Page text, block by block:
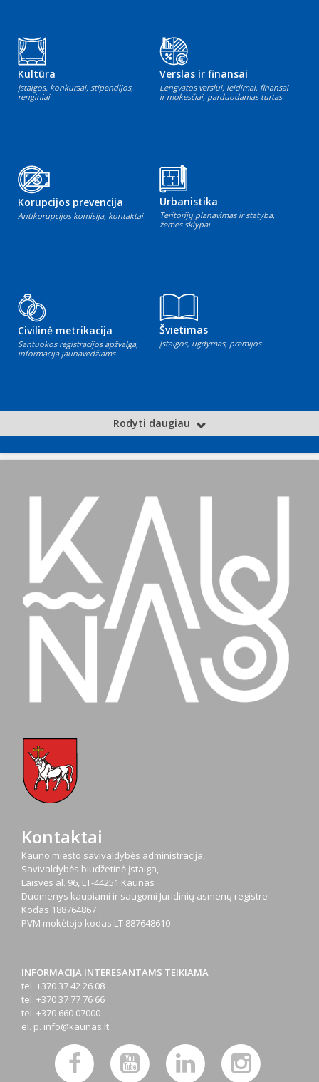
Kultūra
Įstaigos, konkursai, stipendijos,
renginiai
Verslas ir finansai
Lengvatos verslui, leidimai, finansai
ir mokesčiai, parduodamas turtas
Korupcijos prevencija
Antikorupcijos komisija, kontaktai
Urbanistika
Teritorijų planavimas ir statyba,
žemės sklypai
Civilinė metrikacija
Santuokos registracijos apžvalga,
informacija jaunavedžiams
Švietimas
Įstaigos, ugdymas, premijos
Rodyti daugiau
Kontaktai
Kauno miesto savivaldybės administracija,
Savivaldybės biudžetinė įstaiga,
Laisvės al. 96, LT-44251 Kaunas
Duomenys kaupiami ir saugomi Juridinių asmenų registre
Kodas 188764867
PVM mokėtojo kodas LT 887648610
INFORMACIJA INTERESANTAMS TEIKIAMA
tel. +370 37 42 26 08
tel. +370 37 77 76 66
tel. +370 660 07000
el. p. info@kaunas.lt